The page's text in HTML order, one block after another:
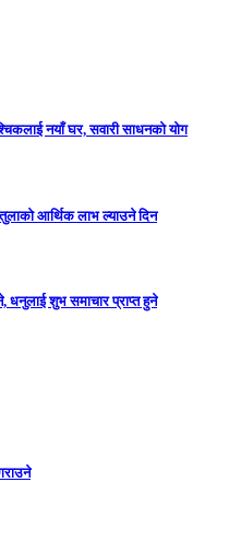
नयाँ घर, सवारी साधनकाे याेग
आर्थिक लाभ ल्याउने दिन
शुभ समाचार प्राप्त हुने